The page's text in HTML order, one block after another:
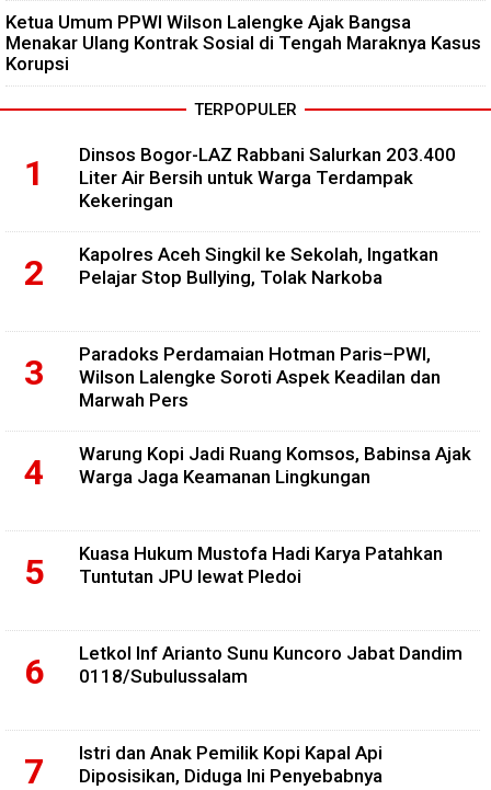
Ketua Umum PPWI Wilson Lalengke Ajak Bangsa
Menakar Ulang Kontrak Sosial di Tengah Maraknya Kasus
Korupsi
TERPOPULER
Dinsos Bogor-LAZ Rabbani Salurkan 203.400
Liter Air Bersih untuk Warga Terdampak
Kekeringan
Kapolres Aceh Singkil ke Sekolah, Ingatkan
Pelajar Stop Bullying, Tolak Narkoba
Paradoks Perdamaian Hotman Paris–PWI,
Wilson Lalengke Soroti Aspek Keadilan dan
Marwah Pers
Warung Kopi Jadi Ruang Komsos, Babinsa Ajak
Warga Jaga Keamanan Lingkungan
Kuasa Hukum Mustofa Hadi Karya Patahkan
Tuntutan JPU lewat Pledoi
Letkol Inf Arianto Sunu Kuncoro Jabat Dandim
0118/Subulussalam
Istri dan Anak Pemilik Kopi Kapal Api
Diposisikan, Diduga Ini Penyebabnya